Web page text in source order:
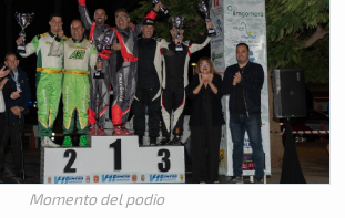
Momento del podio